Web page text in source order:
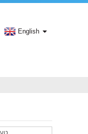
English